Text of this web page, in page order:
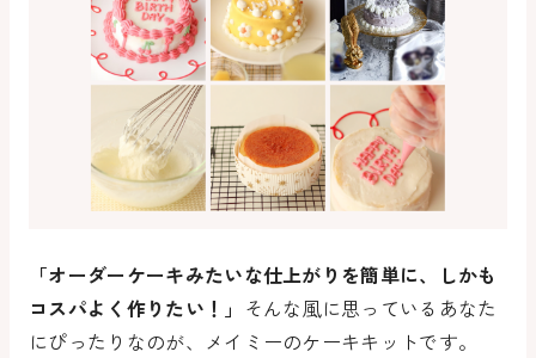
「オーダーケーキみたいな仕上がりを簡単に、しかも
コスパよく作りたい！」 そんな風に思っているあなた
にぴったりなのが、メイミーのケーキキットです。